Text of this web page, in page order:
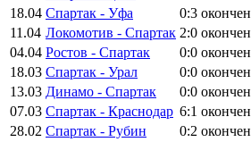
18.04 Спартак - Уфа 0:3 окончен
11.04 Локомотив - Спартак 2:0 окончен
04.04 Ростов - Спартак 0:0 окончен
18.03 Спартак - Урал 0:0 окончен
13.03 Динамо - Спартак 0:0 окончен
07.03 Спартак - Краснодар 6:1 окончен
28.02 Спартак - Рубин 0:2 окончен